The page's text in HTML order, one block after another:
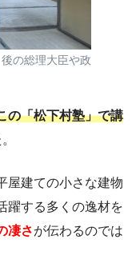
の総理大臣や政
の「松下村塾」で講
屋建ての小さな建物
躍する多くの逸材を
凄さが伝わるのでは